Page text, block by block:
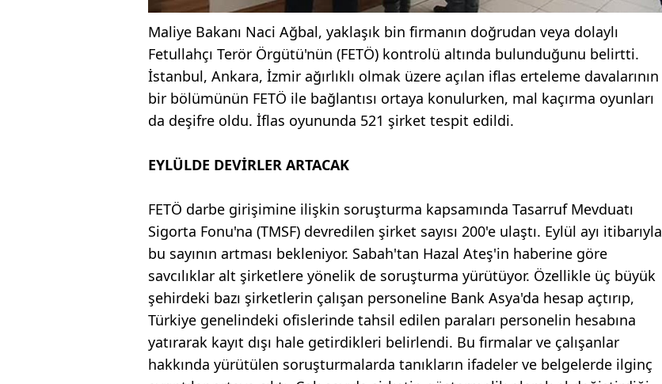
Maliye Bakanı Naci Ağbal, yaklaşık bin firmanın doğrudan veya dolaylı
Fetullahçı Terör Örgütü'nün (FETÖ) kontrolü altında bulunduğunu belirtti.
İstanbul, Ankara, İzmir ağırlıklı olmak üzere açılan iflas erteleme davalarının
bir bölümünün FETÖ ile bağlantısı ortaya konulurken, mal kaçırma oyunları
da deşifre oldu. İflas oyununda 521 şirket tespit edildi.
EYLÜLDE DEVİRLER ARTACAK
FETÖ darbe girişimine ilişkin soruşturma kapsamında Tasarruf Mevduatı
Sigorta Fonu'na (TMSF) devredilen şirket sayısı 200'e ulaştı. Eylül ayı itibarıyla
bu sayının artması bekleniyor. Sabah'tan Hazal Ateş'in haberine göre
savcılıklar alt şirketlere yönelik de soruşturma yürütüyor. Özellikle üç büyük
şehirdeki bazı şirketlerin çalışan personeline Bank Asya'da hesap açtırıp,
Türkiye genelindeki ofislerinde tahsil edilen paraları personelin hesabına
yatırarak kayıt dışı hale getirdikleri belirlendi. Bu firmalar ve çalışanlar
hakkında yürütülen soruşturmalarda tanıkların ifadeler ve belgelerde ilginç